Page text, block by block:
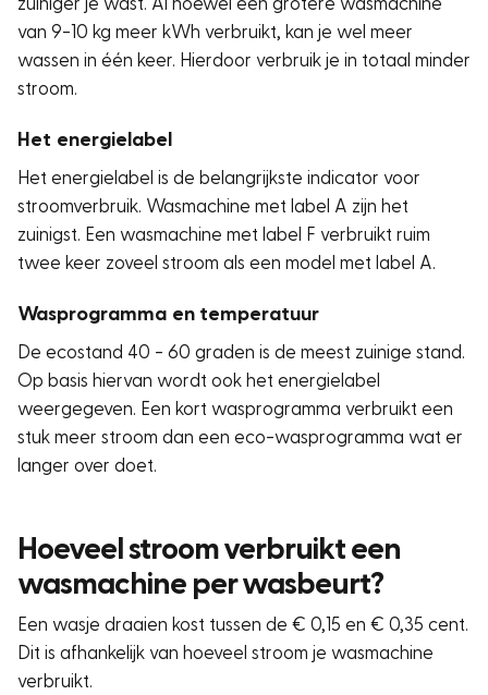
zuiniger je wast. Al hoewel een grotere wasmachine
van 9-10 kg meer kWh verbruikt, kan je wel meer
wassen in één keer. Hierdoor verbruik je in totaal minder
stroom.
Het energielabel
Het energielabel is de belangrijkste indicator voor
stroomverbruik. Wasmachine met label A zijn het
zuinigst. Een wasmachine met label F verbruikt ruim
twee keer zoveel stroom als een model met label A.
Wasprogramma en temperatuur
De ecostand 40 - 60 graden is de meest zuinige stand.
Op basis hiervan wordt ook het energielabel
weergegeven. Een kort wasprogramma verbruikt een
stuk meer stroom dan een eco-wasprogramma wat er
langer over doet.
Hoeveel stroom verbruikt een
wasmachine per wasbeurt?
Een wasje draaien kost tussen de € 0,15 en € 0,35 cent.
Dit is afhankelijk van hoeveel stroom je wasmachine
verbruikt.